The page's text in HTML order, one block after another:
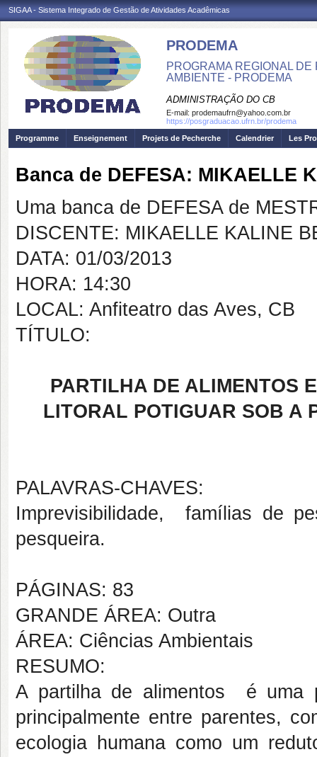
SIGAA - Sistema Integrado de Gestão de Atividades Acadêmicas
PRODEMA
PROGRAMA REGIONAL
AMBIENTE - PRODEMA
ADMINISTRAÇÃO DO CB
E-mail: prodemaufrn@yahoo.com.br
https://posgraduacao.ufrn.br/prodema
Programme
Enseignement Projets de Pecherche Calendrier Les
Banca de DEFESA: MIKAELLE
Uma banca de DEFESA de
DISCENTE: MIKAELLE KALINE
DATA: 01/03/2013
HORA: 14:30
LOCAL: Anfiteatro das Aves, CB
TÍTULO:
PARTILHA DE ALIMENTOS
LITORAL POTIGUAR SOB A
PALAVRAS-CHAVES:
Imprevisibilidade, famílias de
pesqueira.
PÁGINAS: 83
GRANDE ÁREA: Outra
ÁREA: Ciências Ambientais
RESUMO:
A partilha de alimentos é uma
principalmente entre parentes,
ecologia humana como um